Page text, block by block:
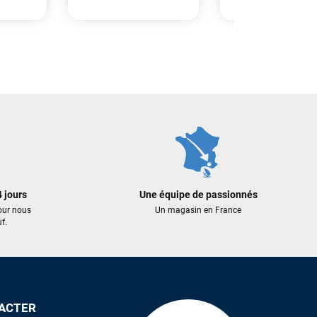
jours
nous
Une équipe de passionnés
Un magasin en France